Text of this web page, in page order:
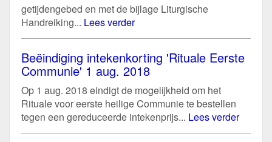
getijdengebed en met de bijlage Liturgische
Handreiking... Lees verder
Beëindiging intekenkorting 'Rituale Eerste
Communie' 1 aug. 2018
Op 1 aug. 2018 eindigt de mogelijkheid om het
Rituale voor eerste heilige Communie te bestellen
tegen een gereduceerde intekenprijs... Lees verder